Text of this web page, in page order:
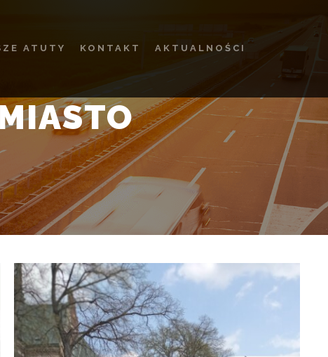
ATUTY KONTAKT AKTUALNOŚCI